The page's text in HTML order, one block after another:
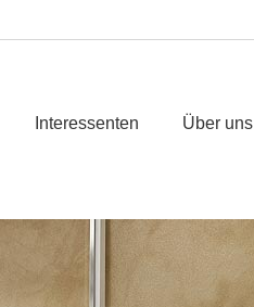
Interessenten Über uns